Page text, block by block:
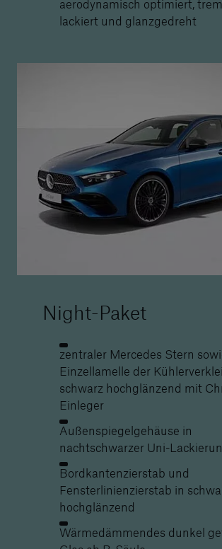
aerodynamisch optimiert,
lackiert und glanzgedreht
Night-Paket
zentraler Mercedes Stern
Einzellamelle der
schwarz hochglänzend mit
Einleger
Außenspiegelgehäuse in
nachtschwarzer Uni-
Bordkantenzierstab und
Fensterlinienzierstab in
hochglänzend
Wärmedämmendes dunkel